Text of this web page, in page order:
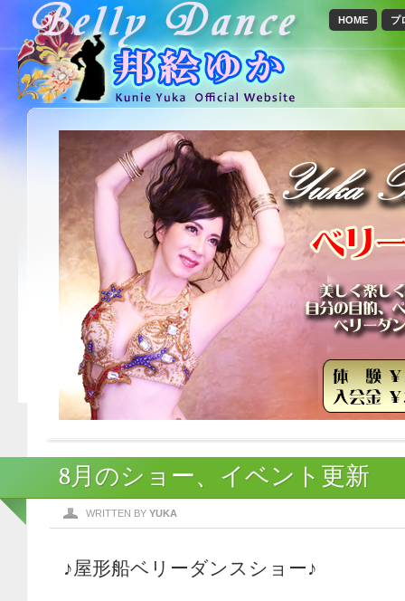
プ
HOME
8月のショー、イベント更新
WRITTEN BY YUKA
♪屋形船ベリーダンスショー♪